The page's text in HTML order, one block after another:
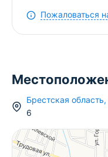
Пожаловаться
Брестская область,
6